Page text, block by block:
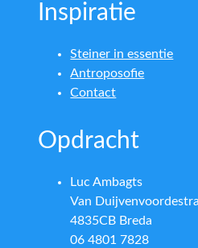
Inspiratie
Steiner in essentie
Antroposofie
Contact
Opdracht
Luc Ambagts
Van
4835CB Breda
06 4801 7828